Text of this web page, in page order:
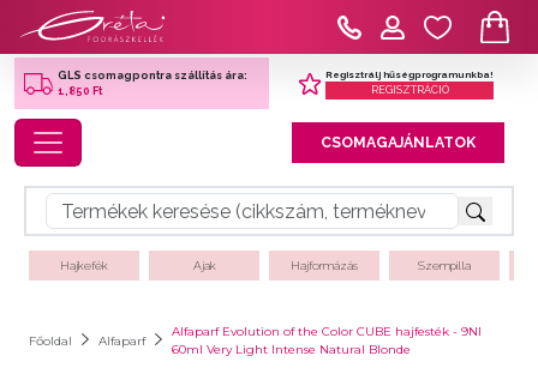
GLS csomagpontra szállítás ára:
1,850 Ft
Regisztrálj hűségprogramunkba!
REGISZTRÁCIÓ
Toggle navigation CSOMAGAJÁNLATOK
Hajkefék Ajak Hajformázás Szempilla
Főoldal Alfaparf
Alfaparf Evolution of the Color CUBE hajfesték - 9NI
60ml Very Light Intense Natural Blonde